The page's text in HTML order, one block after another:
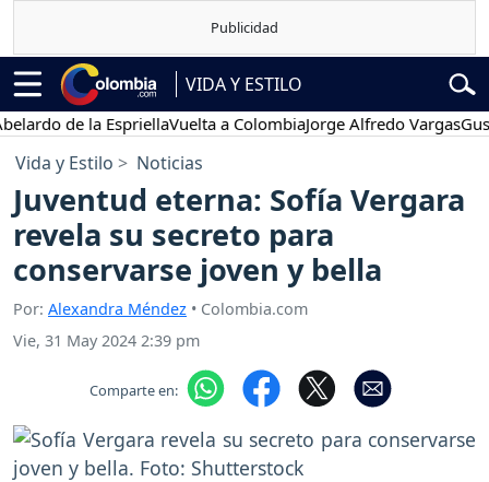
VIDA Y ESTILO
de la EspriellaVuelta a ColombiaJorge Alfredo Vargas Gustavo
Vida y Estilo Noticias
Juventud eterna: Sofía Vergara
revela su secreto para
conservarse joven y bella
Por: Alexandra Méndez • Colombia.com
Vie, 31 May 2024 2:39 pm
Comparte en: